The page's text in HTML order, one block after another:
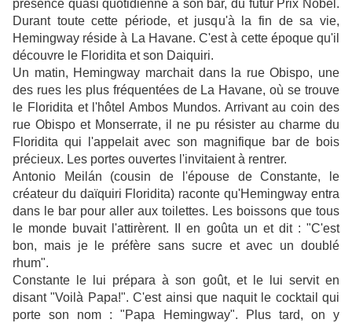
présence quasi quotidienne à son bar, du futur Prix Nobel.
Durant toute cette période, et jusqu'à la fin de sa vie,
Hemingway réside à La Havane. C'est à cette époque qu'il
découvre le Floridita et son Daiquiri.
Un matin, Hemingway marchait dans la rue Obispo, une
des rues les plus fréquentées de La Havane, où se trouve
le Floridita et l'hôtel Ambos Mundos. Arrivant au coin des
rue Obispo et Monserrate, il ne pu résister au charme du
Floridita qui l'appelait avec son magnifique bar de bois
précieux. Les portes ouvertes l'invitaient à rentrer.
Antonio Meilán (cousin de l'épouse de Constante, le
créateur du daïquiri Floridita) raconte qu'Hemingway entra
dans le bar pour aller aux toilettes. Les boissons que tous
le monde buvait l'attirèrent. II en goûta un et dit : "C'est
bon, mais je le préfère sans sucre et avec un doublé
rhum".
Constante le lui prépara à son goût, et le lui servit en
disant "Voilà Papa!". C'est ainsi que naquit le cocktail qui
porte son nom : "Papa Hemingway". Plus tard, on y